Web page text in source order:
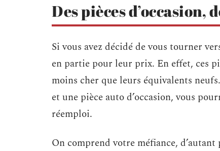
Des pièces d’occasion,
Si vous avez décidé de vous tourner
en partie pour leur prix. En effet, ces
moins cher que leurs équivalents
et une pièce auto d’occasion, vous
réemploi.
On comprend votre méfiance,